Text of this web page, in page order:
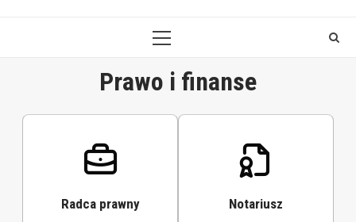
PRIMARY
Prawo i finanse
Radca prawny Notariusz